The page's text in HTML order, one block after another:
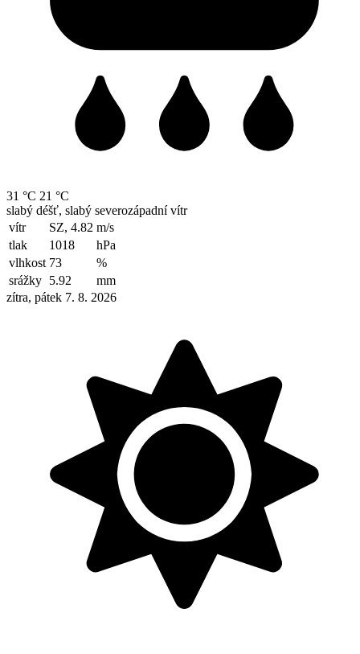
31 °C 21 °C
slabý déšť, slabý severozápadní vítr
vítr
SZ, 4.82 m/s
tlak
1018
hPa
vlhkost 73
%
srážky 5.92
mm
zítra, pátek 7. 8. 2026